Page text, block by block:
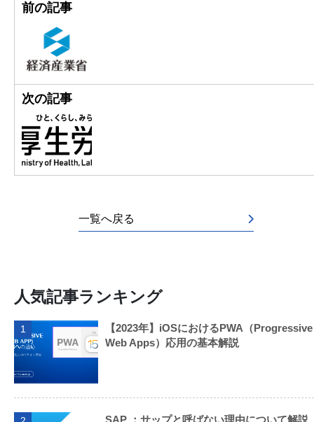
前の記事
次の記事
一覧へ戻る
人気記事ランキング
1
【2023年】iOSにおけるPWA（Progressive
Web Apps）応用の基本解説